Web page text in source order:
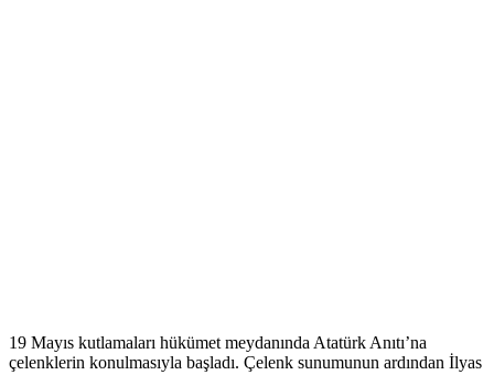
19 Mayıs kutlamaları hükümet meydanında Atatürk Anıtı’na
çelenklerin konulmasıyla başladı. Çelenk sunumunun ardından İlyas